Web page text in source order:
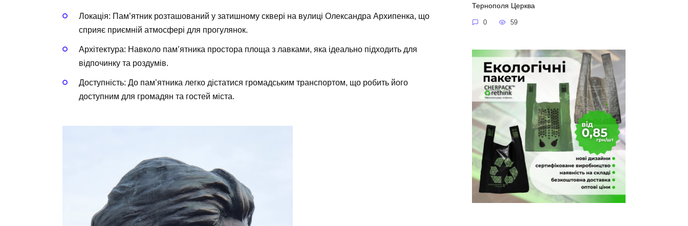
Локація: Пам’ятник розташований у затишному сквері на вулиці Олександра Архипенка, що
сприяє приємній атмосфері для прогулянок.
Архітектура: Навколо пам’ятника простора площа з лавками, яка ідеально підходить для
відпочинку та роздумів.
Доступність: До пам’ятника легко дістатися громадським транспортом, що робить його
доступним для громадян та гостей міста.
Тернополя Церква
0 59